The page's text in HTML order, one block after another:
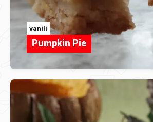
vanili
Pumpkin Pie